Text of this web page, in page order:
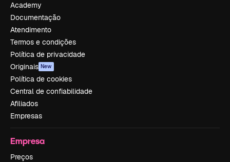
Academy
Documentação
Atendimento
Termos e condições
Política de privacidade
Originais New
Política de cookies
Central de confiabilidade
Afiliados
Empresas
Empresa
Preços